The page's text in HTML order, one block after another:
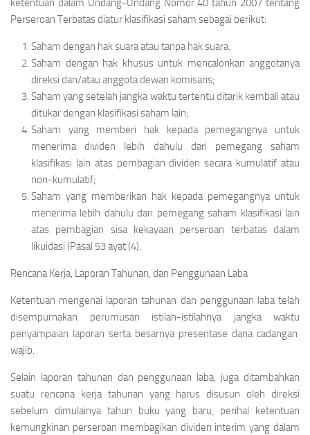
ketentuan dalam Undang-Undang Nomor 40 tahun 2007 tentang
Perseroan Terbatas diatur klasifikasi saham sebagai berikut:
Saham dengan hak suara atau tanpa hak suara.
Saham dengan hak khusus untuk mencalonkan anggotanya
direksi dan/atau anggota dewan komisaris;
Saham yang setelah jangka waktu tertentu ditarik kembali atau
ditukar dengan klasifikasi saham lain;
Saham yang memberi hak kepada pemegangnya untuk
menerima dividen lebih dahulu dari pemegang saham
klasifikasi lain atas pembagian dividen secara kumulatif atau
non-kumulatif;
Saham yang memberikan hak kepada pemegangnya untuk
menerima lebih dahulu dari pemegang saham klasifikasi lain
atas pembagian sisa kekayaan perseroan terbatas dalam
likuidasi (Pasal 53 ayat (4).
Rencana Kerja, Laporan Tahunan, dan Penggunaan Laba
Ketentuan mengenai laporan tahunan dan penggunaan laba telah
disempurnakan perumusan istilah-istilahnya jangka waktu
penyampaian laporan serta besarnya presentase dana cadangan
wajib.
Selain laporan tahunan dan penggunaan laba, juga ditambahkan
suatu rencana kerja tahunan yang harus disusun oleh direksi
sebelum dimulainya tahun buku yang baru, perihal ketentuan
kemungkinan perseroan membagikan dividen interim yang dalam